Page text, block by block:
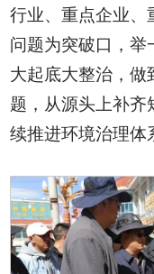
行业、重点企业、
问题为突破口，举
大起底大整治，做
题，从源头上补齐
续推进环境治理体